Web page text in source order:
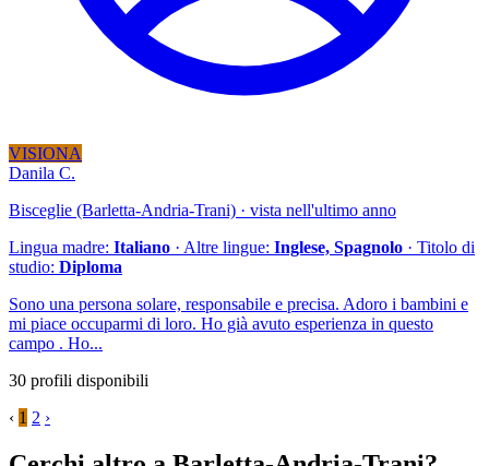
VISIONA
Danila C.
Bisceglie (Barletta-Andria-Trani) · vista nell'ultimo anno
Lingua madre: Italiano · Altre lingue: Inglese, Spagnolo · Titolo di
studio: Diploma
Sono una persona solare, responsabile e precisa. Adoro i bambini e
mi piace occuparmi di loro. Ho già avuto esperienza in questo
campo . Ho...
30 profili disponibili
‹ 1 2 ›